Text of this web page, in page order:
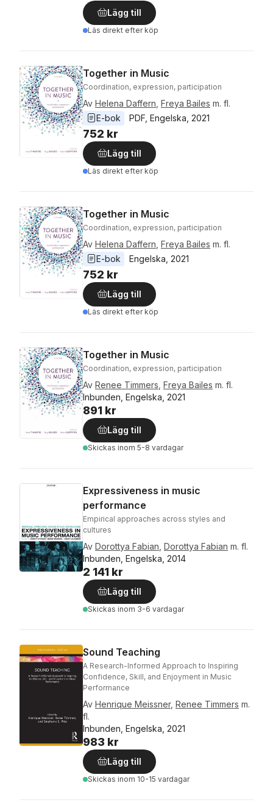
Lägg till
Läs direkt efter köp
Together in Music
Coordination, expression, participation
Av Helena Daffern Freya Bailes m. fl.
E-bok
PDF Engelska 2021
752 kr
Lägg till
Läs direkt efter köp
Together in Music
Coordination, expression, participation
Av Helena Daffern Freya Bailes m. fl.
E-bok
Engelska 2021
752 kr
Lägg till
Läs direkt efter köp
Together in Music
Coordination, expression, participation
Av Renee Timmers Freya Bailes m. fl.
Inbunden, Engelska, 2021
891 kr
Lägg till
Skickas inom 5-8 vardagar
Expressiveness in music
performance
Empirical approaches across styles and
cultures
Av Dorottya Fabian Dorottya Fabian m. fl.
Inbunden, Engelska, 2014
2 141 kr
Lägg till
Skickas inom 3-6 vardagar
Sound Teaching
A Research-Informed Approach to Inspiring
Confidence, Skill, and Enjoyment in Music
Performance
Av Henrique Meissner, Renee Timmers m.
fl.
Inbunden, Engelska, 2021
983 kr
Lägg till
Skickas inom 10-15 vardagar